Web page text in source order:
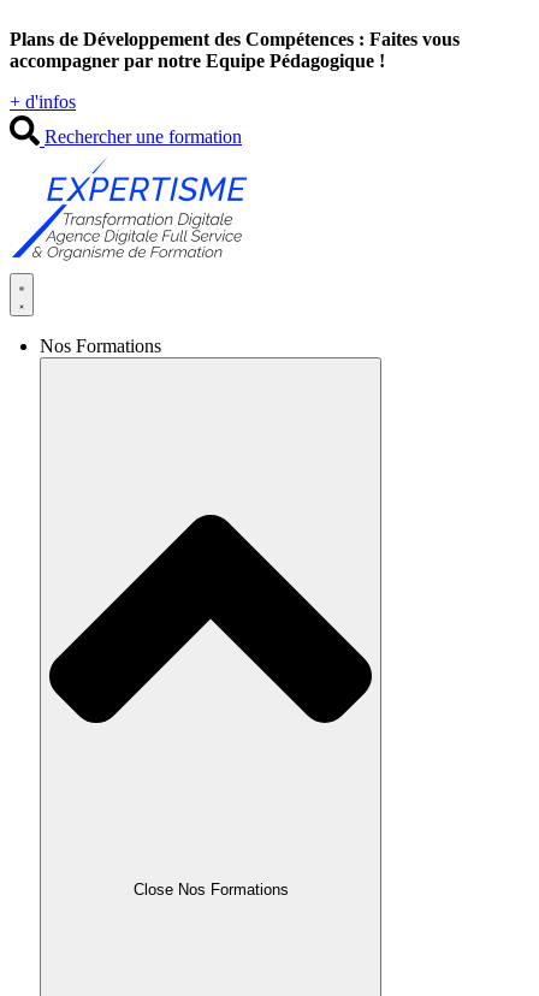
au
contenu
Plans de Développement des Compétences : Faites vous
accompagner par notre Equipe Pédagogique !
+ d'infos
Rechercher une formation
Nos Formations
Close Nos Formations